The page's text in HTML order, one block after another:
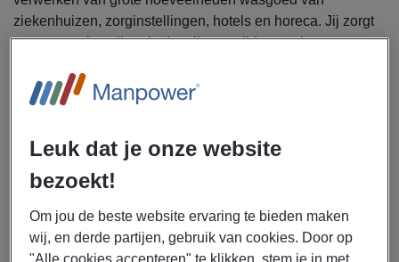
ziekenhuizen, zorginstellingen, hotels en horeca. Jij zorgt
samen met je collega’s dat alles op tijd en netjes weer
andere:
Sorteren en vouwen van binnengekomen was
Bijvullen en bedienen van was- en vouwmachines
Controleren van de kwaliteit van het schone
Zorgen voor een nette en veilige werkplek
Leuk dat je onze website
bezoekt!
Om jou de beste website ervaring te bieden maken
wij, en derde partijen, gebruik van cookies. Door op
"Alle cookies accepteren" te klikken, stem je in met